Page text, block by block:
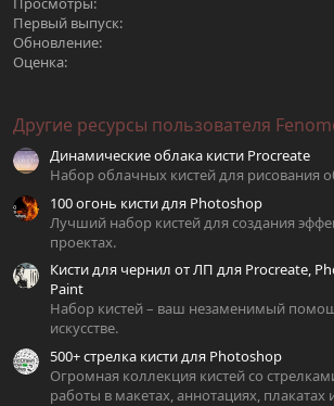
Первый выпуск
Обновление
Оценка
Другие ресурсы пользователя
Динамические облака кисти Procreate
Набор облачных кистей для рисования
100 огонь кисти для Photoshop
Лучший набор кистей для создания
проектах.
Кисти для чернил от ЛП для Procreate,
Paint
Набор кистей – ваш незаменимый
искусстве.
500+ стрелка кисти для Photoshop
Огромная коллекция кистей со
работы в макетах, аннотациях, плакатах